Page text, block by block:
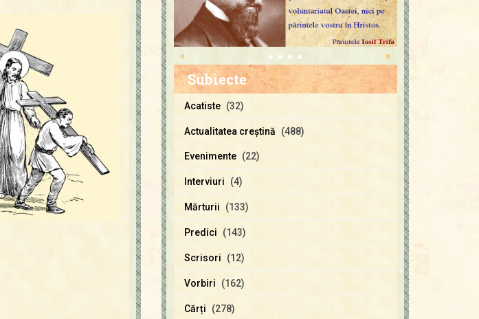
»
«
Subiecte
Acatiste (32)
Actualitatea creştină (488)
Evenimente (22)
Interviuri (4)
Mărturii (133)
Predici (143)
Scrisori (12)
Vorbiri (162)
Cărți (278)